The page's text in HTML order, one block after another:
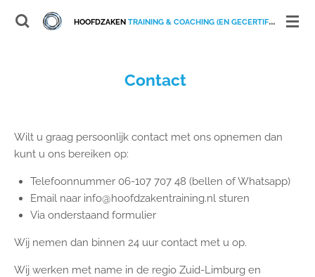
Ga
direct
HOOFDZAKENTRAINING & COACHING (EN GECERTIFICEERD VETROUWENSPERSOON)
Contact
Wilt u graag persoonlijk contact met ons opnemen dan
kunt u ons bereiken op:
Telefoonnummer 06-107 707 48 (bellen of Whatsapp)
Email naar info@hoofdzakentraining.nl sturen
Via onderstaand formulier
Wij nemen dan binnen 24 uur contact met u op.
Wij werken met name in de regio Zuid-Limburg en